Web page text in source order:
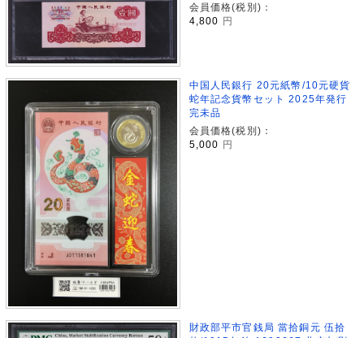
会員価格(税別)：
4,800
円
中国人民銀行 20元紙幣/10元硬貨
蛇年記念貨幣セット 2025年発行
完未品
会員価格(税別)：
5,000 円
財政部平市官銭局 當拾銅元 伍拾